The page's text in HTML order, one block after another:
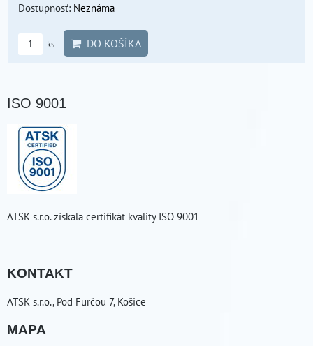
Dostupnosť: Neznáma
ks DO KOŠÍKA
ISO 9001
ATSK s.r.o. získala certifikát kvality ISO 9001
KONTAKT
ATSK s.r.o., Pod Furčou 7, Košice
MAPA